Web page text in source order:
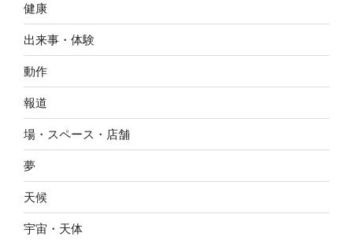
健康
出来事・体験
動作
報道
場・スペース・店舗
夢
天候
宇宙・天体